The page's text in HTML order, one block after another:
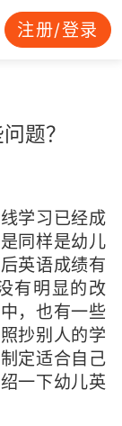
注册/登录
题？
学习已经成
同样是幼儿
英语成绩有
有明显的改
，也有一些
抄别人的学
定适合自己
一下幼儿英